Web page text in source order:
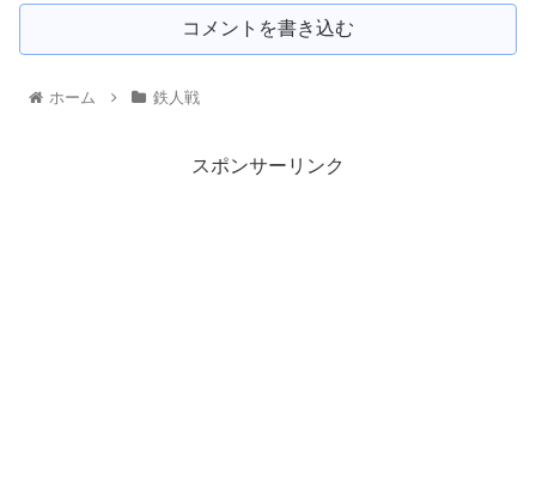
コメントを書き込む
ホーム 鉄人戦
スポンサーリンク